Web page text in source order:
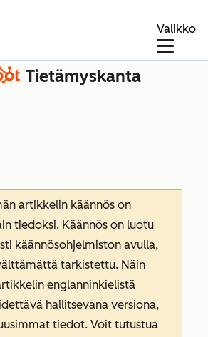
Valikko
Tietämyskanta
artikkelin käännös on
tiedoksi. Käännös on luotu
käännösohjelmiston avulla,
tarkistettu. Näin
englanninkielistä
hallitsevana versiona,
tiedot. Voit tutustua